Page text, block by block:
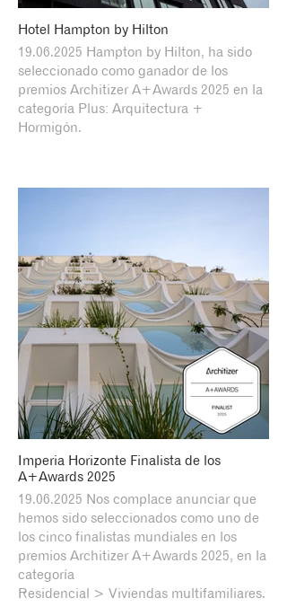
Hotel Hampton by Hilton
19.06.2025 Hampton by Hilton, ha sido
seleccionado como ganador de los
premios Architizer A+Awards 2025 en la
categoría Plus: Arquitectura +
Hormigón.
Imperia Horizonte Finalista de los
A+Awards 2025
19.06.2025 Nos complace anunciar que
hemos sido seleccionados como uno de
los cinco finalistas mundiales en los
premios Architizer A+Awards 2025, en la
categoría
Residencial > Viviendas multifamiliares.